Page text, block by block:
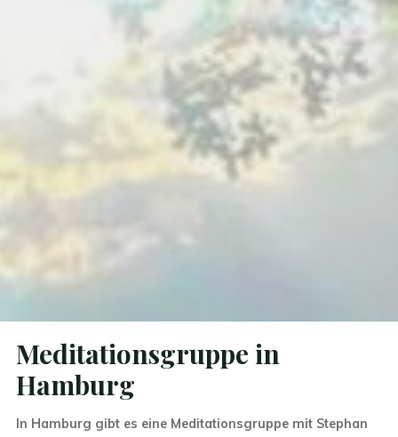
Meditationsgruppe in
Hamburg
In Hamburg gibt es eine Meditationsgruppe mit Stephan